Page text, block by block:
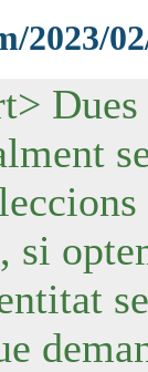
2023/
si